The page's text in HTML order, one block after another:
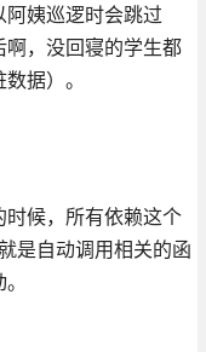
姨巡逻时会跳过
啊，没回寝的学生都
据）。
候，所有依赖这个
是自动调用相关的函